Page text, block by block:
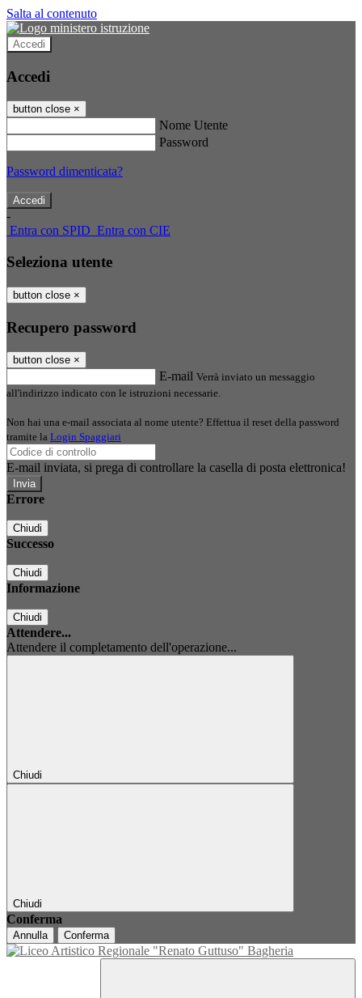
Salta al contenuto
Accedi
Accedi
button close ×
Nome Utente
Password
Password dimenticata?
-
Entra con SPID Entra con CIE
Seleziona utente
button close ×
Recupero password
button close ×
E-mail Verrà inviato un messaggio
all'indirizzo indicato con le istruzioni necessarie.
Non hai una e-mail associata al nome utente? Effettua il reset della password
tramite la Login Spaggiari
E-mail inviata, si prega di controllare la casella di posta elettronica!
Errore
Chiudi
Successo
Chiudi
Informazione
Chiudi
Attendere...
Attendere il completamento dell'operazione...
Chiudi
Chiudi
Conferma
Annulla Conferma